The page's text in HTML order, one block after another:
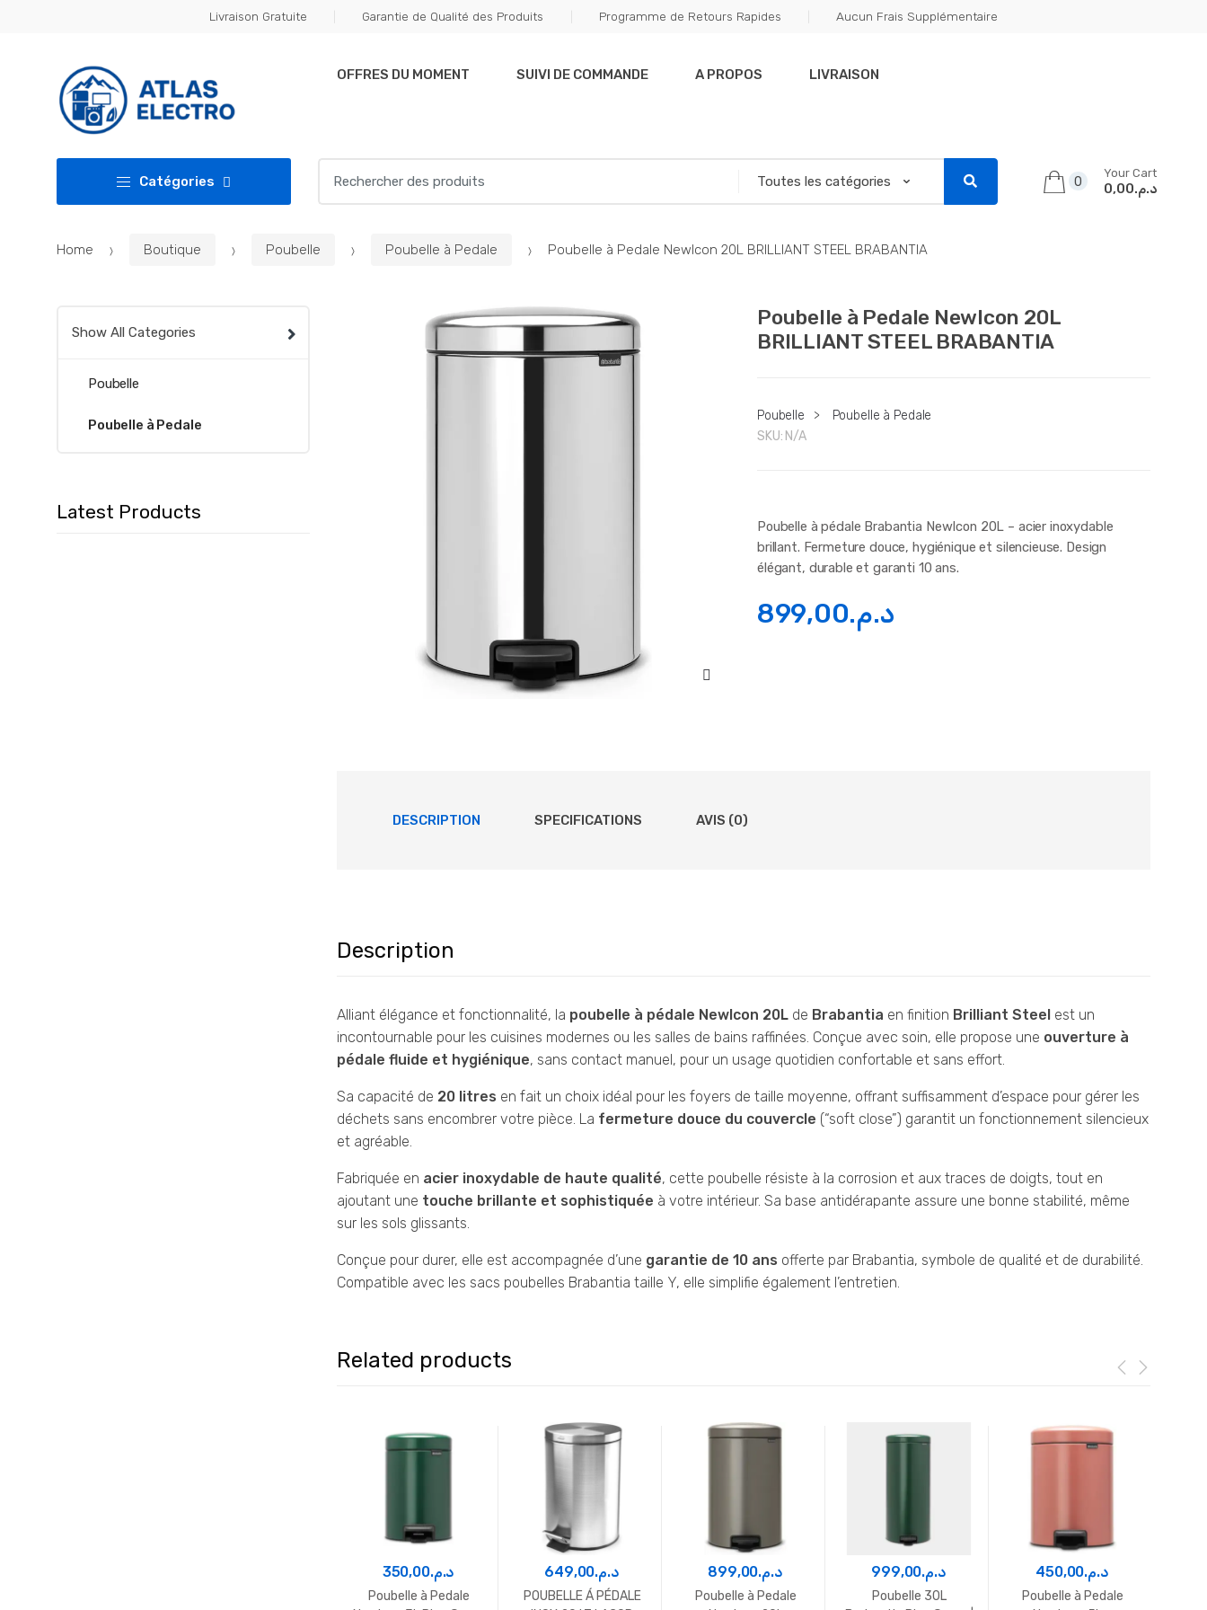
Livraison Gratuite Garantie de Qualité des Produits Programme de Retours Rapides Aucun Frais Supplémentaire
OFFRES DU MOMENT SUIVI DE COMMANDE A PROPOS LIVRAISON
Catégories
for:
0
Your Cart
د.م.0,00
Home Boutique Poubelle Poubelle à Pedale Poubelle à Pedale NewIcon 20L BRILLIANT STEEL BRABANTIA
Poubelle à Pedale NewIcon 20L
BRILLIANT STEEL BRABANTIA
Poubelle >
Poubelle à Pedale
SKU: N/A
Poubelle à pédale Brabantia NewIcon 20L – acier inoxydable
brillant. Fermeture douce, hygiénique et silencieuse. Design
élégant, durable et garanti 10 ans.
د.م.899,00
DESCRIPTION SPECIFICATIONS AVIS (0)
Description
Alliant élégance et fonctionnalité, la poubelle à pédale NewIcon 20L de Brabantia en finition Brilliant Steel est un
incontournable pour les cuisines modernes ou les salles de bains raffinées. Conçue avec soin, elle propose une ouverture à
pédale fluide et hygiénique, sans contact manuel, pour un usage quotidien confortable et sans effort.
Sa capacité de 20 litres en fait un choix idéal pour les foyers de taille moyenne, offrant suffisamment d’espace pour gérer les
déchets sans encombrer votre pièce. La fermeture douce du couvercle (“soft close”) garantit un fonctionnement silencieux
et agréable.
Fabriquée en acier inoxydable de haute qualité, cette poubelle résiste à la corrosion et aux traces de doigts, tout en
ajoutant une touche brillante et sophistiquée à votre intérieur. Sa base antidérapante assure une bonne stabilité, même
sur les sols glissants.
Conçue pour durer, elle est accompagnée d’une garantie de 10 ans offerte par Brabantia, symbole de qualité et de durabilité.
Compatible avec les sacs poubelles Brabantia taille Y, elle simplifie également l’entretien.
Related products
د.م.350,00
Poubelle à Pedale
د.م.649,00
POUBELLE Á PÉDALE
د.م.899,00
Poubelle à Pedale
د.م.999,00
Poubelle 30L
د.م.450,00
Poubelle à Pedale
Show All Categories
Poubelle
Poubelle à Pedale
Latest Products